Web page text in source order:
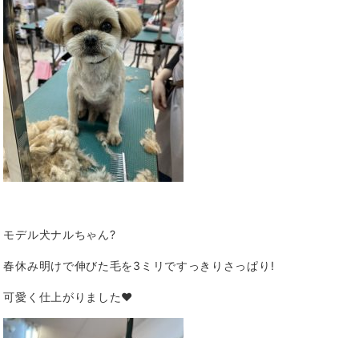
モデル犬ナルちゃん?
春休み明けで伸びた毛を3ミリですっきりさっぱり!
可愛く仕上がりました❤️